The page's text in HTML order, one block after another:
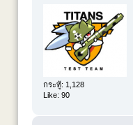
กระทู้: 1,128
Like: 90